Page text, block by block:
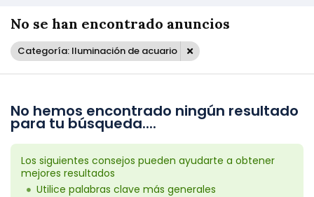
No se han encontrado anuncios
Categoría: Iluminación de acuario
No hemos encontrado ningún resultado
para tu búsqueda....
Los siguientes consejos pueden ayudarte a obtener
mejores resultados
Utilice palabras clave más generales